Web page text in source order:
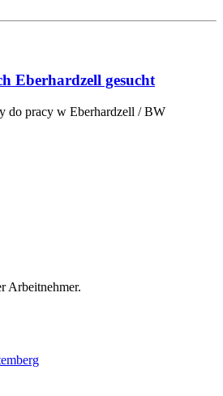
Eberhardzell gesucht
do pracy w Eberhardzell / BW
Arbeitnehmer.